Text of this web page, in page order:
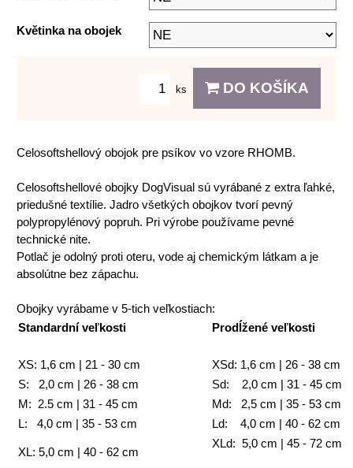
Květinka na obojek
ks DO KOŠÍKA
Celosoftshellový obojok pre psíkov vo vzore RHOMB.
Celosoftshellové obojky DogVisual sú vyrábané z extra ľahké,
priedušné textílie. Jadro všetkých obojkov tvorí pevný
polypropylénový popruh. Pri výrobe používame pevné
technické nite.
Potlač je odolný proti oteru, vode aj chemickým látkam a je
absolútne bez zápachu.
Obojky vyrábame v 5-tich veľkostiach:
Standardní veľkosti
Prodĺžené veľkosti
XS: 1,6 cm | 21 - 30 cm
XSd: 1,6 cm | 26 - 38 cm
S: 2,0 cm | 26 - 38 cm
Sd: 2,0 cm | 31 - 45 cm
M: 2.5 cm | 31 - 45 cm
Md: 2,5 cm | 35 - 53 cm
L: 4,0 cm | 35 - 53 cm
Ld: 4,0 cm | 40 - 62 cm
XL: 5,0 cm | 40 - 62 cm
XLd: 5,0 cm | 45 - 72 cm